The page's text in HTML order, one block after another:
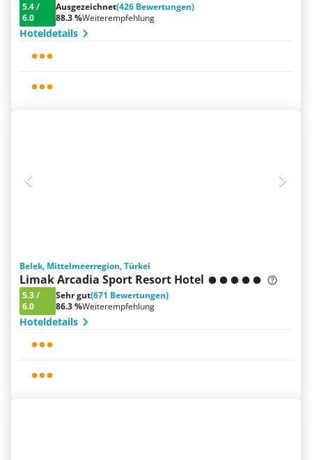
5.4/
6.0
Ausgezeichnet(426 Bewertungen)
88.3 %Weiterempfehlung
Hoteldetails
Belek, Mittelmeerregion, Türkei
Limak Arcadia Sport Resort Hotel
5.3/
6.0
Sehr gut(671 Bewertungen)
86.3 %Weiterempfehlung
Hoteldetails